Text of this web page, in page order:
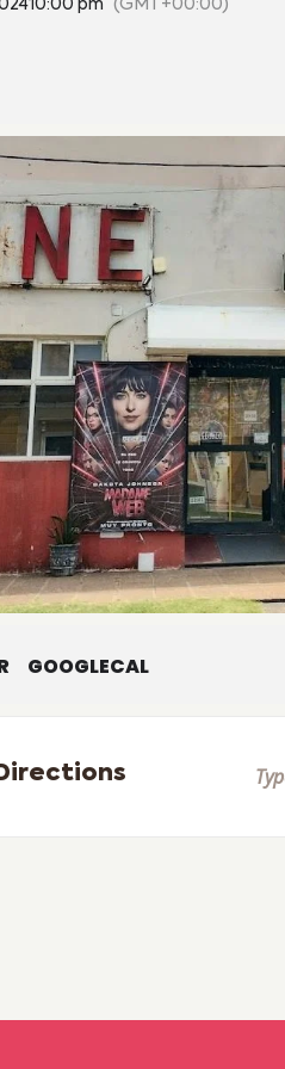
10:00 pm (GMT+00:00)
GOOGLECAL